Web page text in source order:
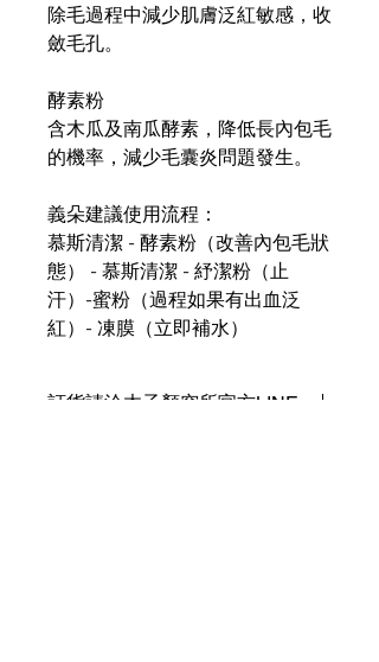
除毛過程中減少肌膚泛紅敏感，收
斂毛孔。
酵素粉
含木瓜及南瓜酵素，降低長內包毛
的機率，減少毛囊炎問題發生。
義朵建議使用流程：
慕斯清潔 - 酵素粉（改善內包毛狀
態） - 慕斯清潔 - 紓潔粉（止
汗）-蜜粉（過程如果有出血泛
紅）- 凍膜（立即補水）
訂貨請洽木子顏究所官方LINE